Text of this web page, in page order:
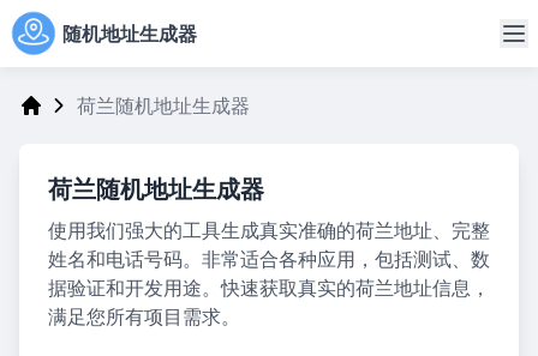
随机地址生成器
荷兰随机地址生成器
荷兰随机地址生成器
使用我们强大的工具生成真实准确的荷兰地址、完整
姓名和电话号码。非常适合各种应用，包括测试、数
据验证和开发用途。快速获取真实的荷兰地址信息，
满足您所有项目需求。